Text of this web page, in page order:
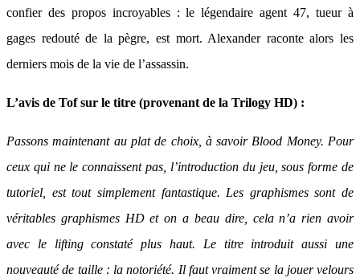
confier des propos incroyables : le légendaire agent 47, tueur à
gages redouté de la pègre, est mort. Alexander raconte alors les
derniers mois de la vie de l’assassin.
L’avis de Tof sur le titre (provenant de la Trilogy HD) :
Passons maintenant au plat de choix, à savoir Blood Money. Pour
ceux qui ne le connaissent pas, l’introduction du jeu, sous forme de
tutoriel, est tout simplement fantastique. Les graphismes sont de
véritables graphismes HD et on a beau dire, cela n’a rien avoir
avec le lifting constaté plus haut. Le titre introduit aussi une
nouveauté de taille : la notoriété. Il faut vraiment se la jouer velours